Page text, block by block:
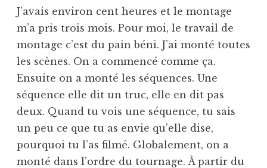
J’avais environ cent heures et le montage
m’a pris trois mois. Pour moi, le travail de
montage c’est du pain béni. J’ai monté toutes
les scènes. On a commencé comme ça.
Ensuite on a monté les séquences. Une
séquence elle dit un truc, elle en dit pas
deux. Quand tu vois une séquence, tu sais
un peu ce que tu as envie qu’elle dise,
pourquoi tu l’as filmé. Globalement, on a
monté dans l’ordre du tournage. À partir du